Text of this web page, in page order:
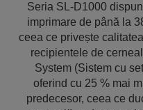
Seria SL-D1000
imprimare de până la
ceea ce privește
recipientele de
System (Sistem cu
oferind cu 25 % mai
predecesor, ceea ce